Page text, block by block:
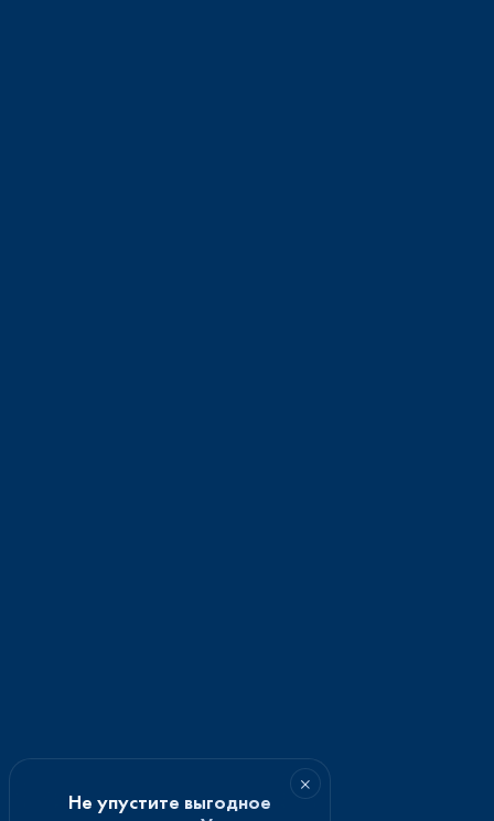
×
Не упустите выгодное